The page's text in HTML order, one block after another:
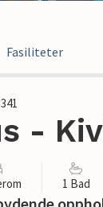
Fasiliteter
-
1 Bad